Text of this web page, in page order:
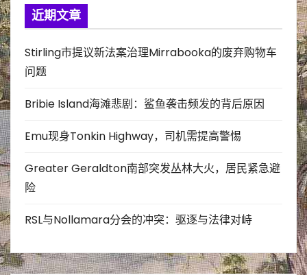
近期文章
Stirling市提议新法案治理Mirrabooka的废弃购物车
问题
Bribie Island海滩悲剧：鲨鱼袭击频发的背后原因
Emu现身Tonkin Highway，司机需提高警惕
Greater Geraldton南部突发丛林大火，居民紧急避
险
RSL与Nollamara分会的冲突：驱逐与法律对峙